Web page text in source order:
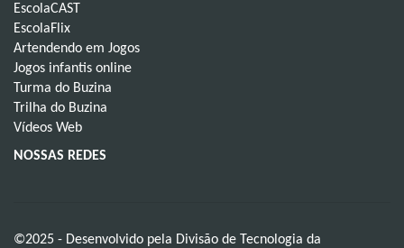
EscolaCAST
EscolaFlix
Artendendo em Jogos
Jogos infantis online
Turma do Buzina
Trilha do Buzina
Vídeos Web
NOSSAS REDES
©2025 - Desenvolvido pela Divisão de Tecnologia da